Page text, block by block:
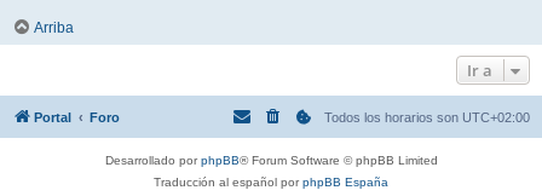
Arriba
Ir a
Portal Foro Todos los horarios son UTC+02:00
Desarrollado porphpBB® Forum Software © phpBB Limited
Traducción al español porphpBB España